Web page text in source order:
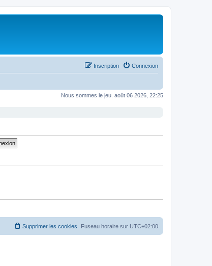
Connexion
Inscription
Nous sommes le jeu. août 06 2026, 22:25
Fuseau horaire sur UTC+02:00
Supprimer les cookies